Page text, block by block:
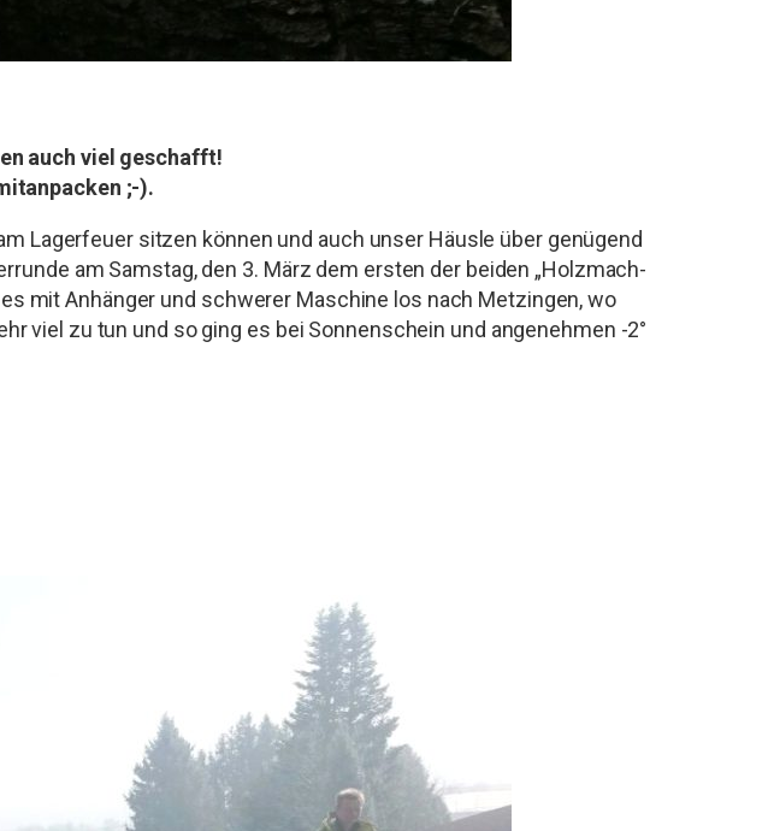
auch viel geschafft!
;-).
Lagerfeuer sitzen können und auch unser Häusle über genügend
am Samstag, den 3. März dem ersten der beiden „Holzmach-
mit Anhänger und schwerer Maschine los nach Metzingen, wo
viel zu tun und so ging es bei Sonnenschein und angenehmen -2°